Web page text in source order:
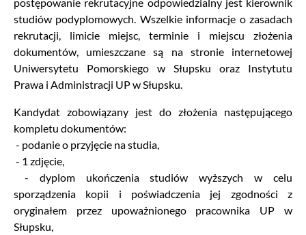
studiów podyplomowych. Wszelkie informacje o zasadach
rekrutacji, limicie miejsc, terminie i miejscu złożenia
dokumentów, umieszczane są na stronie internetowej
Uniwersytetu Pomorskiego w Słupsku oraz Instytutu
Prawa i Administracji UP w Słupsku.
Kandydat zobowiązany jest do złożenia następującego
kompletu dokumentów:
- podanie o przyjęcie na studia,
- 1 zdjęcie,
- dyplom ukończenia studiów wyższych w celu
sporządzenia kopii i poświadczenia jej zgodności z
oryginałem przez upoważnionego pracownika UP w
Słupsku,